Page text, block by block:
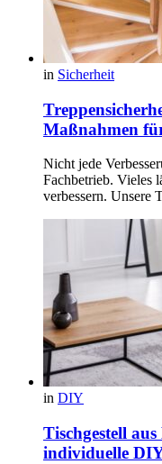
in Sicherheit
Maßnahmen
Nicht jede
Fachbetrieb. Vieles
verbessern. Unsere
in DIY
Tischgestell
individuelle